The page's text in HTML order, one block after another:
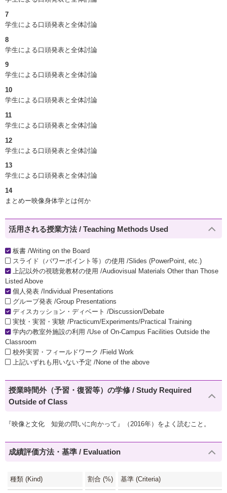
7
学生による口頭発表と全体討論
8
学生による口頭発表と全体討論
9
学生による口頭発表と全体討論
10
学生による口頭発表と全体討論
11
学生による口頭発表と全体討論
12
学生による口頭発表と全体討論
13
学生による口頭発表と全体討論
14
まとめー映像身体学とは何か
活用される授業方法 / Teaching Methods Used
板書 /Writing on the Board
スライド（パワーポイント等）の使用 /Slides (PowerPoint, etc.)
上記以外の視聴覚教材の使用 /Audiovisual Materials Other than Those
Listed Above
個人発表 /Individual Presentations
グループ発表 /Group Presentations
ディスカッション・ディベート /Discussion/Debate
実技・実習・実験 /Practicum/Experiments/Practical Training
学内の教室外施設の利用 /Use of On-Campus Facilities Outside the
Classroom
校外実習・フィールドワーク /Field Work
上記いずれも用いない予定 /None of the above
授業時間外（予習・復習等）の学修 / Study Required
Outside of Class
『映像と文化 知覚の問いに向かって』（2016年）をよく読むこと。
成績評価方法・基準 / Evaluation
種類 (Kind) 割合 (%) 基準 (Criteria)